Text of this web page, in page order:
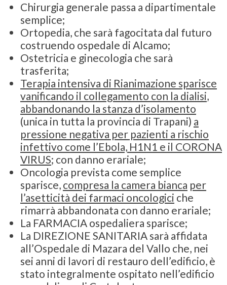
Chirurgia generale passa a dipartimentale
semplice;
Ortopedia, che sarà fagocitata dal futuro
costruendo ospedale di Alcamo;
Ostetricia e ginecologia che sarà
trasferita;
Terapia intensiva di Rianimazione sparisce
vanificando il collegamento con la dialisi,
abbandonando la stanza d’isolamento
(unica in tutta la provincia di Trapani) a
pressione negativa per pazienti a rischio
infettivo come l’Ebola, H1N1 e il CORONA
VIRUS; con danno erariale;
Oncologia prevista come semplice
sparisce, compresa la camera bianca per
l’asetticità dei farmaci oncologici che
rimarrà abbandonata con danno erariale;
La FARMACIA ospedaliera sparisce;
La DIREZIONE SANITARIA sarà affidata
all’Ospedale di Mazara del Vallo che, nei
sei anni di lavori di restauro dell’edificio, è
stato integralmente ospitato nell’edificio